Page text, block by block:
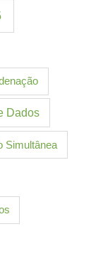
Dados
Simultânea